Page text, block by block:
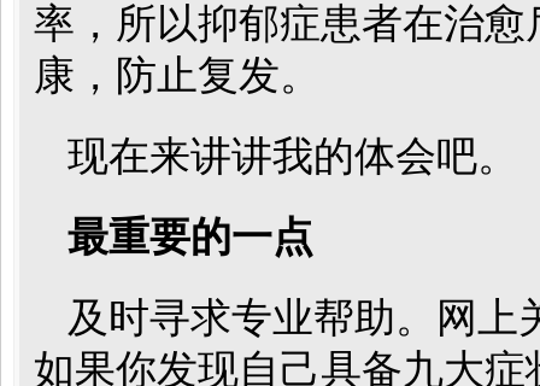
率，所以抑郁症患者在治
康，防止复发。
现在来讲讲我的体会吧。
最重要的一点
及时寻求专业帮助。网上
如果你发现自己具备九大